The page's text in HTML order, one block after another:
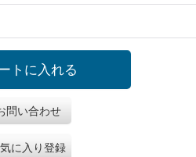
トに入れる
問い合わせ
に入り登録